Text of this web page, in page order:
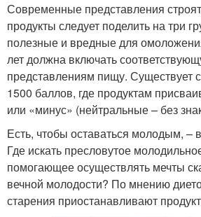
Современные представления
продукты следует поделить на три
полезные и вредные для
лет должна включать
представлениям пищу. Существует
1500 баллов, где продуктам
или «минус» (нейтральные – без
Есть, чтобы оставаться молодым, –
Где искать пресловутое
помогающее осуществлять мечты
вечной молодости? По мнению
старения приостанавливают